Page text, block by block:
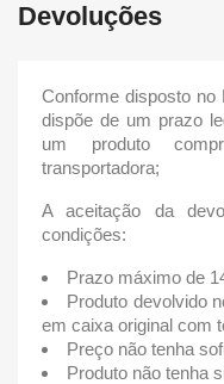
Devoluções
Conforme disposto no
dispõe de um prazo
um produto
transportadora;
A aceitação da
condições:
Prazo máximo de
Produto devolvido
em caixa original com
Preço não tenha
Produto não tenha